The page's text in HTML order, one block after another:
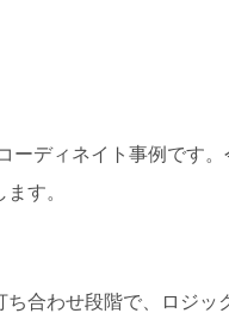
ーディネイト事例です
す。
ち合わせ段階で、ロジ